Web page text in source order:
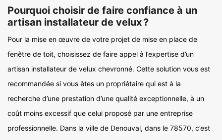
Pourquoi choisir de faire confiance à un
artisan installateur de velux ?
Pour la mise en œuvre de votre projet de mise en place de
fenêtre de toit, choisissez de faire appel à l’expertise d’un
artisan installateur de velux chevronné. Cette solution vous est
recommandée si vous êtes un propriétaire qui est à la
recherche d’une prestation d’une qualité exceptionnelle, à un
coût moins excessif que celui proposé par une entreprise
professionnelle. Dans la ville de Denouval, dans le 78570, c’est